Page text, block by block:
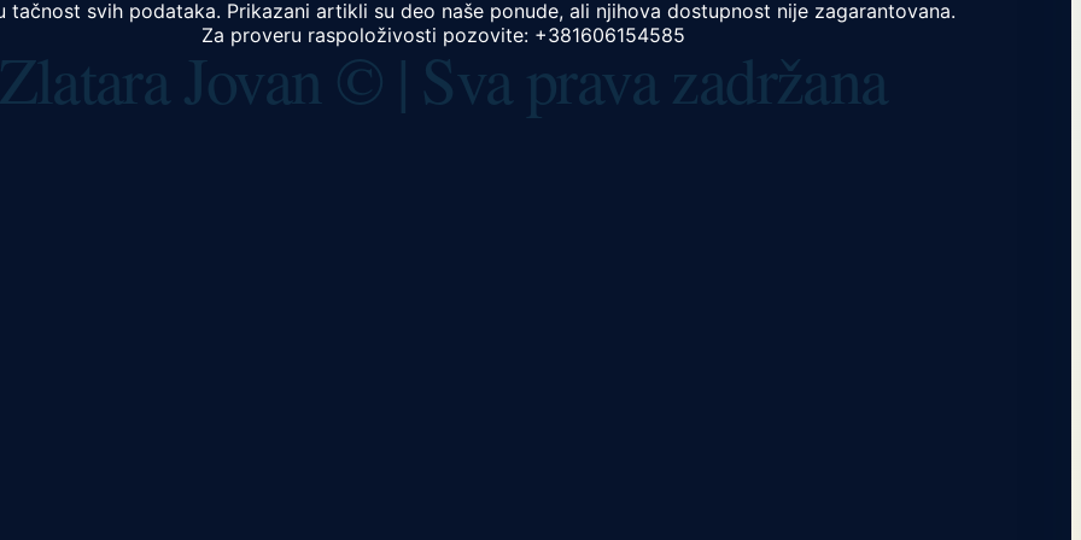
tačnost svih podataka. Prikazani artikli su deo naše ponude, ali njihova dostupnost nije zagarantovana.
Za proveru raspoloživosti pozovite: +381606154585
Zlatara Jovan © | Sva prava zadržana